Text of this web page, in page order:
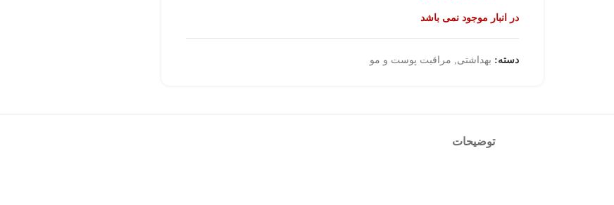
در انبار موجود نمی باشد
دسته: بهداشتی, مراقبت پوست و مو
توضیحات